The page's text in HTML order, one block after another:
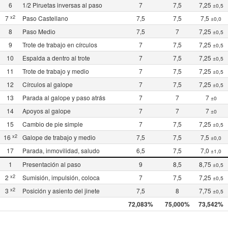
6 1/2 Piruetas inversas al paso 7 7,5 7,25 ±0,5
7 x2 Paso Castellano 7,5 7,5 7,5 ±0,0
8 Paso Medio 7,5 7 7,25 ±0,5
9 Trote de trabajo en círculos 7 7,5 7,25 ±0,5
10 Espalda a dentro al trote 7 7,5 7,25 ±0,5
11 Trote de trabajo y medio 7 7,5 7,25 ±0,5
12 Círculos al galope 7 7,5 7,25 ±0,5
13 Parada al galope y paso atrás 7 7 7 ±0
14 Apoyos al galope 7 7 7 ±0
15 Cambio de pie simple 7 7,5 7,25 ±0,5
16 x2 Galope de trabajo y medio 7,5 7,5 7,5 ±0,0
17 Parada, inmovilidad, saludo 6,5 7,5 7,0 ±1,0
1 Presentación al paso 9 8,5 8,75 ±0,5
2 x2 Sumisión, impulsión, coloca 7 7,5 7,25 ±0,5
3 x2 Posición y asiento del jinete 7,5 8 7,75 ±0,5
72,083% 75,000% 73,542%